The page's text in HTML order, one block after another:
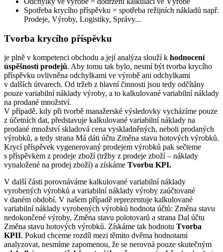
Spotřeba krycího příspěvku = spotřeba režijních nákladů např.
Prodeje, Výroby, Logistiky, Správy...
Tvorba krycího příspěvku
je plně v kompetenci obchodu a její analýza slouží k hodnocení
úspěšnosti prodejů. Aby tomu tak bylo, nesmí být tvorba krycího
příspěvku ovlivněna odchylkami ve výrobě ani odchylkami
v dalších útvarech. Od tržeb z hlavní činnosti jsou tedy odčítány
pouze variabilní náklady výroby, a to kalkulované variabilní náklady
na prodané množství.
V případě, kdy při tvorbě manažerské výsledovky vycházíme pouze
z účetních dat, představuje kalkulované variabilní náklady na
prodané množství skladová cena vyskladněných, neboli prodaných
výrobků, a tedy strana Má dáti účtu Změna stavu hotových výrobků.
Krycí příspěvek vygenerovaný prodejem výrobků pak sečteme
s příspěvkem z prodeje zboží (tržby z prodeje zboží – náklady
vynaložené na prodej zboží) a získáme Tvorbu KPI.
V další části porovnáváme kalkulované variabilní náklady
vyrobených výrobků a variabilní náklady výroby zaúčtované
v daném období. V našem případě reprezentuje kalkulované
variabilní náklady vyrobených výrobků hodnota účtů: Změna stavu
nedokončené výroby, Změna stavu polotovarů a strana Dal účtu
Změna stavu hotových výrobků. Získáme tak hodnotu Tvorba
KPII. Pokud chceme rozdíl mezi těmito dvěma hodnotami
analyzovat, nesmíme zapomenou, že se nerovná pouze skutečným